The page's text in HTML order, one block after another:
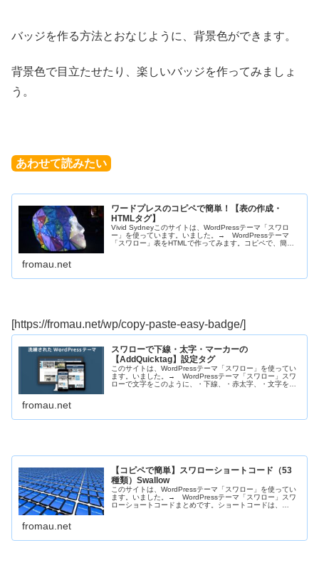
バッジを作る方法とおなじように、背景色ができます。
背景色で目立たせたり、楽しいバッジを作ってみましょ
う。
あわせて読みたい
ワードプレスのコピペで簡単！【表の作成・
HTMLタグ】
Vivid Sydneyこのサイトは、WordPressテーマ「スワロ
ー」を使っています。いました。→ WordPressテーマ
「スワロー」表をHTMLで作ってみます。コピペで、簡単
fromau.net
[https://fromau.net/wp/copy-paste-easy-badge/]
スワローで下線・太字・マーカーの
【AddQuicktag】設定タグ
このサイトは、WordPressテーマ「スワロー」を使ってい
ます。いました。→ WordPressテーマ「スワロー」スワ
ローで文字をこのように、・下線、・赤太字、・文字を小
fromau.net
【コピペで簡単】スワローショートコード（53
種類）Swallow
このサイトは、WordPressテーマ「スワロー」を使ってい
ます。いました。→ WordPressテーマ「スワロー」スワ
ローショートコードまとめです。ショートコードは、
fromau.net